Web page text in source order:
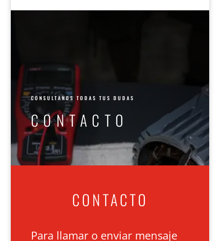
CONTACTO
CONSULTANOS TODAS TUS DUDAS
CONTACTO
CONTACTO
Para llamar o enviar mensaje